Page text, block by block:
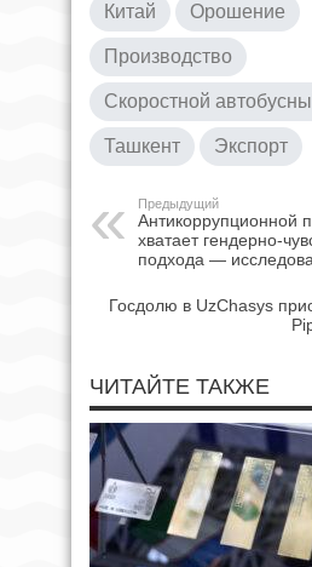
Китай Орошение
Производство
Скоростной
Ташкент Экспорт
Предыдущий
Антикоррупционной
хватает гендерно-
подхода —
Госдолю в UzChasys
ЧИТАЙТЕ ТАКЖЕ